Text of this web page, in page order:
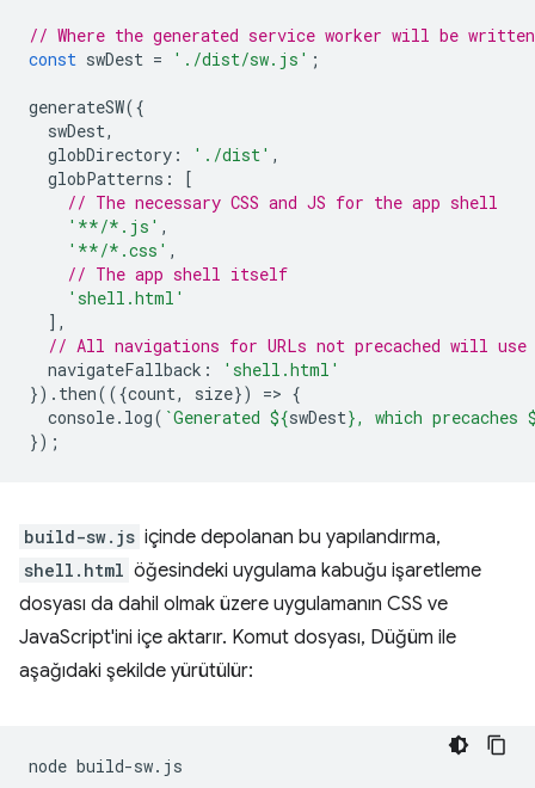
// Where the generated service worker will be
const swDest = './dist/sw.js' ;
generateSW({
swDest,
globDirectory : './dist' ,
globPatterns :
[
// The necessary CSS and JS for the app shell
'**/*.js' ,
'**/*.css' ,
// The app shell itself
'shell.html'
],
// All navigations for URLs not precached will use
navigateFallback :
'shell.html'
}). then(({count, size}) => {
console. log( `Generated ${swDest}, which precaches
});
build-sw.js içinde depolanan bu yapılandırma,
shell.html öğesindeki uygulama kabuğu işaretleme
dosyası da dahil olmak üzere uygulamanın CSS ve
JavaScript'ini içe aktarır. Komut dosyası, Düğüm ile
aşağıdaki şekilde yürütülür:
node